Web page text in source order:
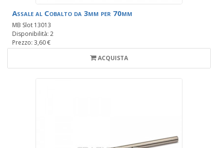
Assale al Cobalto da 3mm per 70mm
MB Slot 13013
Disponibilità: 2
Prezzo: 3,60 €
ACQUISTA